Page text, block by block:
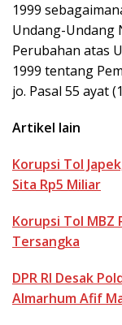
1999
Undang-Undang
Perubahan atas
1999 tentang
jo. Pasal 55 ayat
Artikel lain
Korupsi Tol
Sita Rp5 Miliar
Korupsi Tol MBZ
Tersangka
DPR RI Desak
Almarhum Afif